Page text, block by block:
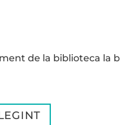
de la biblioteca la